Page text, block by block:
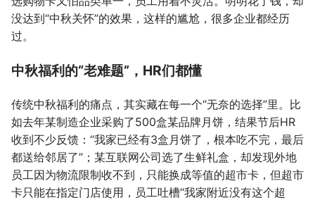
没达到“中秋关怀”的效果，这样的尴尬，很多企业都经历
过。
中秋福利的“老难题”，HR们都懂
传统中秋福利的痛点，其实藏在每一个“无奈的选择”里。比
如去年某制造企业采购了500盒某品牌月饼，结果节后HR
收到不少反馈：“我家已经有3盒月饼了，根本吃不完，最后
都送给邻居了”；某互联网公司选了生鲜礼盒，却发现外地
员工因为物流限制收不到，只能换成等值的超市卡，但超市
卡只能在指定门店使用，员工吐槽“我家附近没有这个超